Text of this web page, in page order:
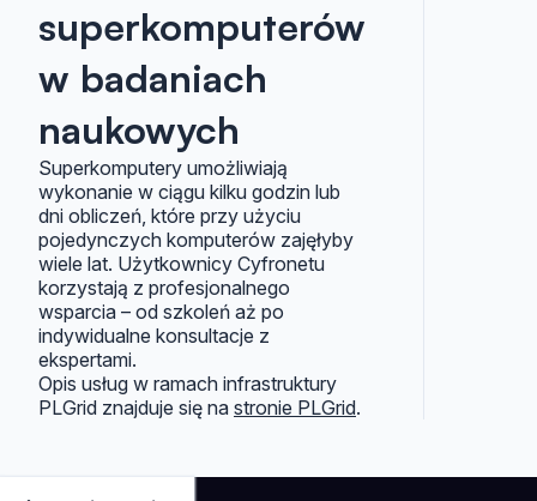
superkomputerów
w badaniach
naukowych
Superkomputery umożliwiają
wykonanie w ciągu kilku godzin lub
dni obliczeń, które przy użyciu
pojedynczych komputerów zajęłyby
wiele lat. Użytkownicy Cyfronetu
korzystają z profesjonalnego
wsparcia – od szkoleń aż po
indywidualne konsultacje z
ekspertami.
Opis usług w ramach infrastruktury
PLGrid znajduje się na stronie PLGrid.